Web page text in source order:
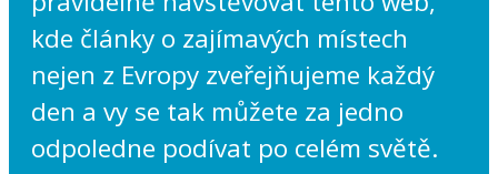
kde články o zajímavých místech
nejen z Evropy zveřejňujeme každý
den a vy se tak můžete za jedno
odpoledne podívat po celém světě.